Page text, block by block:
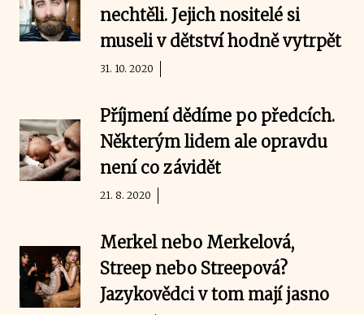
nechtěli. Jejich nositelé si
museli v dětství hodně vytrpět
31. 10. 2020
Příjmení dědíme po předcích.
Některým lidem ale opravdu
není co závidět
21. 8. 2020
Merkel nebo Merkelová,
Streep nebo Streepová?
Jazykovědci v tom mají jasno